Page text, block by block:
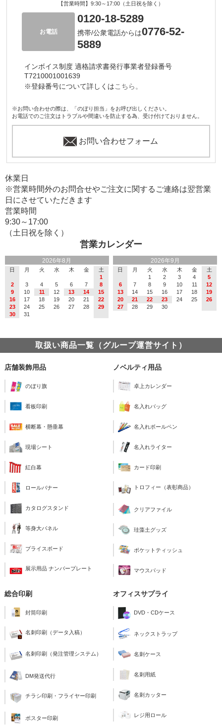
【営業時間】9:30～17:00（土日祝を除く）
お電話
0120-18-5289
携帯/公衆電話からは0776-52-
5889
インボイス制度 適格請求書発行事業者登録番号
T7210001001639
※登録番号について詳しくはこちら。
※お問い合わせの際は、「のぼり担当」をお呼び出しください。
お電話でのご注文はトラブルや間違いを防止する為、受け付けておりません。
お問い合わせフォーム
営業カレンダー
2026年8月
日 月 火 水 木 金
土
1
2
3 4 5 6 7
8
9
10 11 12 13 14
15
16
17 18 19 20 21
22
23
24 25 26 27 28
29
30
31
2026年9月
日 月 火 水 木 金
土
1
2 3 4
5
6
7 8 9 10 11
12
13
14 15 16 17 18
19
20
21 22 23 24 25
26
27
28 29 30
休業日
※営業時間外のお問合せやご注文に関するご連絡は翌営業
日にさせていただきます
営業時間
9:30～17:00
（土日祝を除く）
取扱い商品一覧（グループ運営サイト）
店舗装飾用品
のぼり旗
看板印刷
横断幕・懸垂幕
現場シート
紅白幕
ロールバナー
カタログスタンド
等身大パネル
プライスボード
展示用品 ナンバープレート
ノベルティ用品
卓上カレンダー
名入れバッグ
名入れボールペン
名入れライター
カード印刷
トロフィー（表彰商品）
クリアファイル
珪藻土グッズ
ポケットティッシュ
マウスパッド
総合印刷
封筒印刷
名刺印刷（データ入稿）
名刺印刷（発注管理システム）
DM発送代行
チラシ印刷・フライヤー印刷
ポスター印刷
オフィスサプライ
DVD・CDケース
ネックストラップ
名刺ケース
名刺用紙
名刺カッター
レジ用ロール